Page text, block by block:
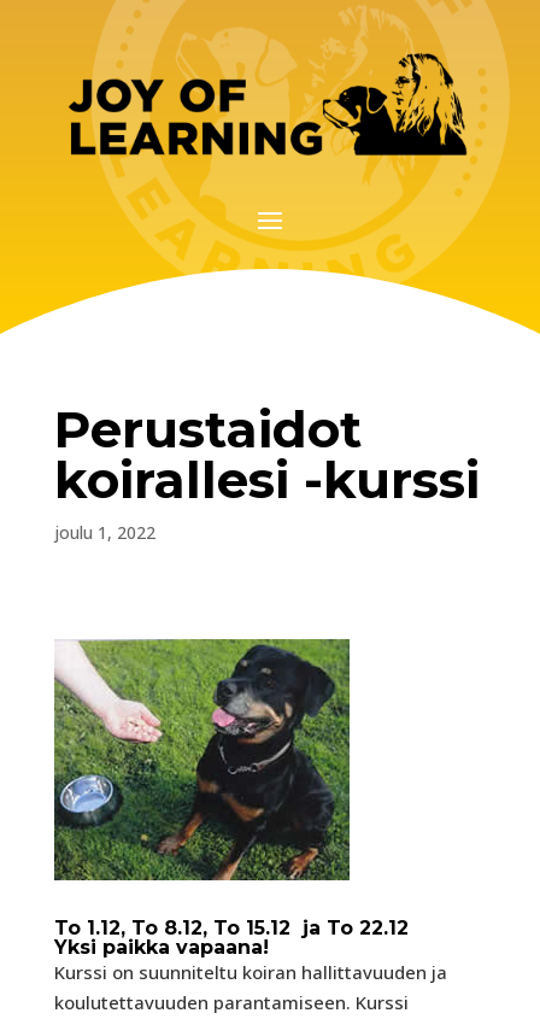
Perustaidot
koirallesi -kurssi
joulu 1, 2022
To 1.12, To 8.12, To 15.12 ja To 22.12
Yksi paikka vapaana!
Kurssi on suunniteltu koiran hallittavuuden ja
koulutettavuuden parantamiseen. Kurssi